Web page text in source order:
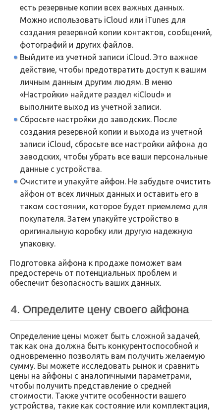
есть резервные копии всех важных данных.
Можно использовать iCloud или iTunes для
создания резервной копии контактов, сообщений,
фотографий и других файлов.
Выйдите из учетной записи iCloud. Это важное
действие, чтобы предотвратить доступ к вашим
личным данным другим людям. В меню
«Настройки» найдите раздел «iCloud» и
выполните выход из учетной записи.
Сбросьте настройки до заводских. После
создания резервной копии и выхода из учетной
записи iCloud, сбросьте все настройки айфона до
заводских, чтобы убрать все ваши персональные
данные с устройства.
Очистите и упакуйте айфон. Не забудьте очистить
айфон от всех личных данных и оставить его в
таком состоянии, которое будет приемлемо для
покупателя. Затем упакуйте устройство в
оригинальную коробку или другую надежную
упаковку.
Подготовка айфона к продаже поможет вам
предостеречь от потенциальных проблем и
обеспечит безопасность ваших данных.
4. Определите цену своего айфона
Определение цены может быть сложной задачей,
так как она должна быть конкурентоспособной и
одновременно позволять вам получить желаемую
сумму. Вы можете исследовать рынок и сравнить
цены на айфоны с аналогичными параметрами,
чтобы получить представление о средней
стоимости. Также учтите особенности вашего
устройства, такие как состояние или комплектация,